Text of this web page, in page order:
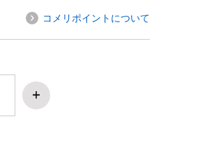
コメリポイントについて